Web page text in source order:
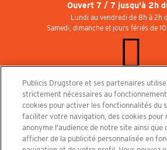
Ouvert 7 / 7 jusqu'à 2h
Lundi au vendredi de 8h à 2h
Samedi, dimanche et jours fériés de
Rejoignez-nous au
Nous recrutons pour les boutiques, le restaurant
Conditions générales de vente
Politique de Protection des Données
Publicis Drugstore et ses partenaires
strictement nécessaires au
cookies pour activer les fonctionnalités du
faciliter votre navigation, des cookies pour
anonyme l'audience de notre site ainsi que
afficher de la publicité personnalisée en